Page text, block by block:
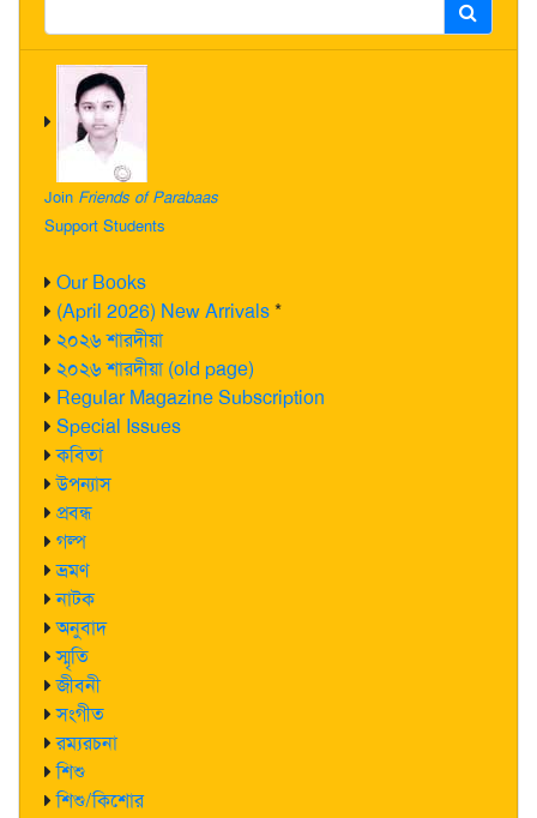
Join Friends of Parabaas
Support Students
Our Books
(April 2026) New Arrivals*
২০২৬ শারদীয়া
২০২৬ শারদীয়া (old page)
Regular Magazine Subscription
Special Issues
কবিতা
উপন্যাস
প্রবন্ধ
গল্প
ভ্রমণ
নাটক
অনুবাদ
স্মৃতি
জীবনী
সংগীত
রম্যরচনা
শিশু
শিশু/কিশোর